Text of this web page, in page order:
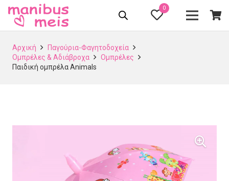
0
Αρχική
Παγούρια-Φαγητοδοχεία
Ομπρέλες & Αδιάβροχα
Ομπρέλες
Παιδική ομπρέλα Animals